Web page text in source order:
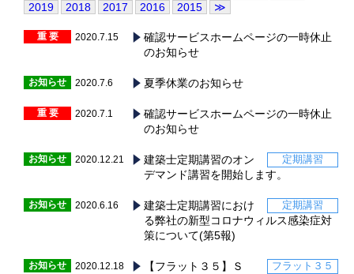
2019
2018 2017 2016 2015 ≫
重 要 2020.7.15
確認サービスホームページの一時休止
のお知らせ
お知らせ 2020.7.6 夏季休業のお知らせ
重 要 2020.7.1
確認サービスホームページの一時休止
のお知らせ
お知らせ 2020.12.21 定期講習
建築士定期講習のオン
デマンド講習を開始します。
お知らせ 2020.6.16 定期講習
建築士定期講習におけ
る弊社の新型コロナウィルス感染症対
策について(第5報)
お知らせ 2020.12.18 フラット３５
【フラット３５】Ｓ